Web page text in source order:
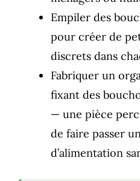
Empiler des
pour créer de
discrets dans
Fabriquer un
fixant des
— une pièce
de faire passer
d’alimentation